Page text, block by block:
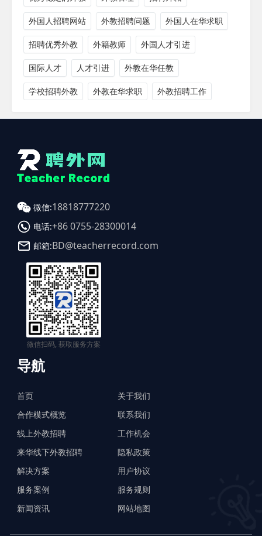
外国人招聘网站 外教招聘问题 外国人在华求职
招聘优秀外教 外籍教师 外国人才引进
国际人才 人才引进 外教在华任教
学校招聘外教 外教在华求职 外教招聘工作
微信:18818777220
电话:+86 0755-28300014
邮箱:BD@teacherrecord.com
微信扫码, 获取服务方案
导航
首页
合作模式概览
线上外教招聘
来华线下外教招聘
解决方案
服务案例
新闻资讯
关于我们
联系我们
工作机会
隐私政策
用户协议
服务规则
网站地图